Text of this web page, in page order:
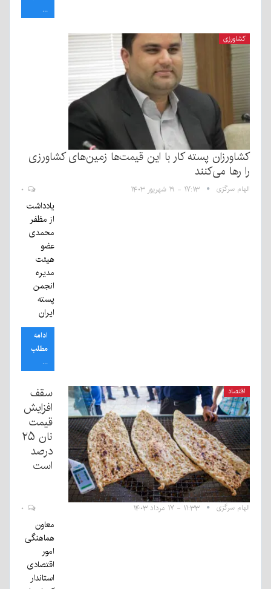
...
کشاورزی
کشاورزان پسته کار با این قیمت‌ها زمین‌های کشاورزی
را رها می‌کنند
الهام سرگزی ۱۷:۱۳ - ۱۹ شهریور ۱۴۰۳
یادداشت
از مظفر
محمدی
عضو
هیئت
مدیره
انجمن
پسته
ایران
ادامه
مطلب
...
اقتصاد
سقف
افزایش
قیمت
نان ۲۵
درصد
است
الهام سرگزی ۱۱:۳۳ - ۱۷ مرداد ۱۴۰۳
معاون
هماهنگی
امور
اقتصادی
استاندار